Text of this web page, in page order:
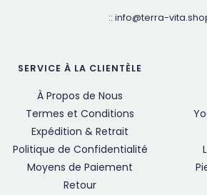
:: info@terra-
SERVICE À LA CLIENTÈLE
À Propos de Nous
Termes et Conditions
Expédition & Retrait
Politique de Confidentialité
Moyens de Paiement
Retour